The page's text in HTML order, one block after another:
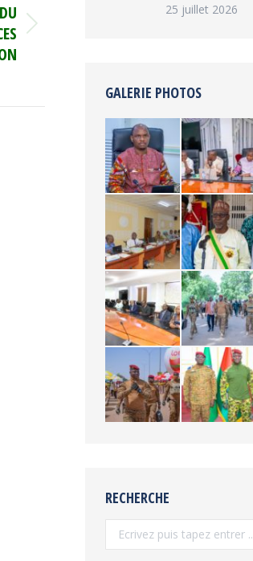
25 juillet 2026
GALERIE PHOTOS
RECHERCHE
Recherche